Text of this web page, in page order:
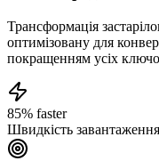
Трансформація
оптимізовану для
покращенням усіх
85% faster
Швидкість завантаження